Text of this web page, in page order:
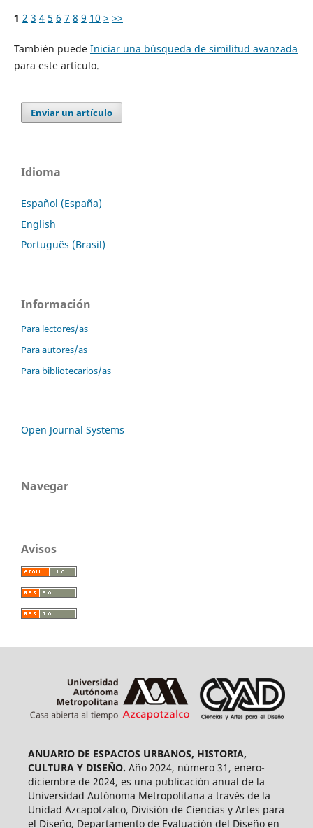
1 2 3 4 5 6 7 8 9 10 > >>
También puede Iniciar una búsqueda de similitud avanzada
para este artículo.
Enviar un artículo
Idioma
Español (España)
English
Português (Brasil)
Información
Para lectores/as
Para autores/as
Para bibliotecarios/as
Open Journal Systems
Navegar
Avisos
ANUARIO DE ESPACIOS URBANOS, HISTORIA,
CULTURA Y DISEÑO. Año 2024, número 31, enero-
diciembre de 2024, es una publicación anual de la
Universidad Autónoma Metropolitana a través de la
Unidad Azcapotzalco, División de Ciencias y Artes para
el Diseño, Departamento de Evaluación del Diseño en